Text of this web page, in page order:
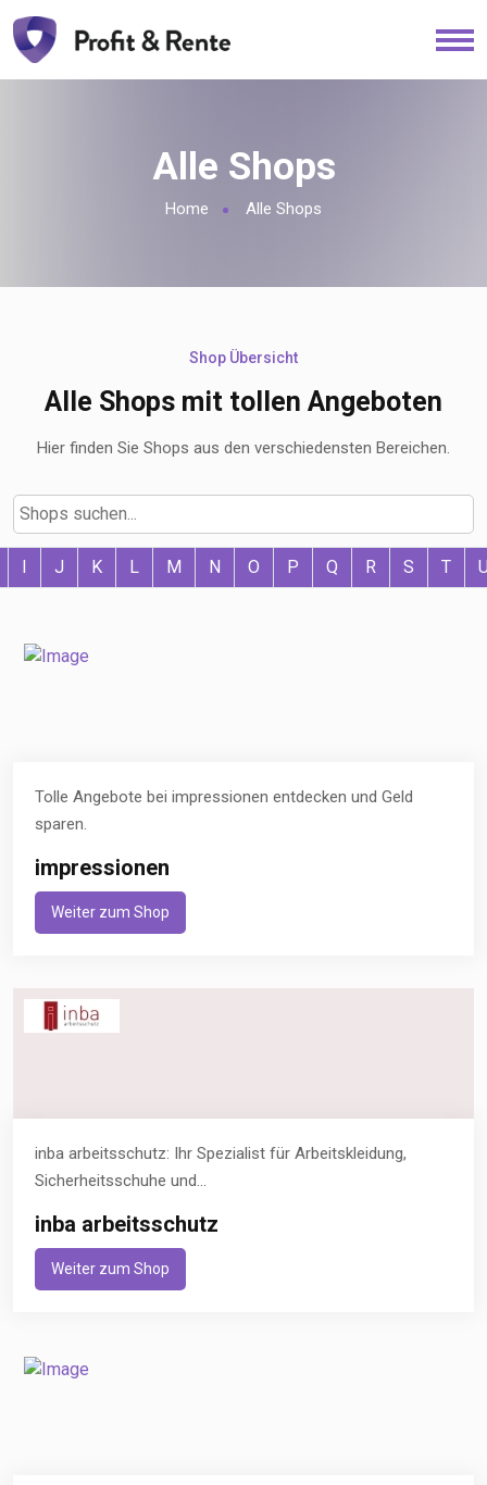
Alle Shops
Home Alle Shops
Shop Übersicht
Alle Shops mit tollen Angeboten
Hier finden Sie Shops aus den verschiedensten Bereichen.
I J K L M N O P Q R S T
Tolle Angebote bei impressionen entdecken und Geld
sparen.
impressionen
Weiter zum Shop
inba arbeitsschutz: Ihr Spezialist für Arbeitskleidung,
Sicherheitsschuhe und...
inba arbeitsschutz
Weiter zum Shop